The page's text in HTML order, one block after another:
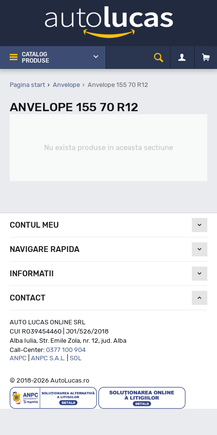
CATALOG
PRODUSE
Pagina start Anvelope Anvelope 155 70 R12
ANVELOPE 155 70 R12
Nu exista produse in aceasta sectiune
CONTUL MEU
NAVIGARE RAPIDA
INFORMATII
CONTACT
AUTO LUCAS ONLINE SRL
CUI RO39454460 | J01/526/2018
Alba Iulia, Str. Emile Zola, nr. 12, jud. Alba
Call-Center: 0377 100 904
ANPC
ANPC S.A.L. SOL
© 2018-2026 AutoLucas.ro